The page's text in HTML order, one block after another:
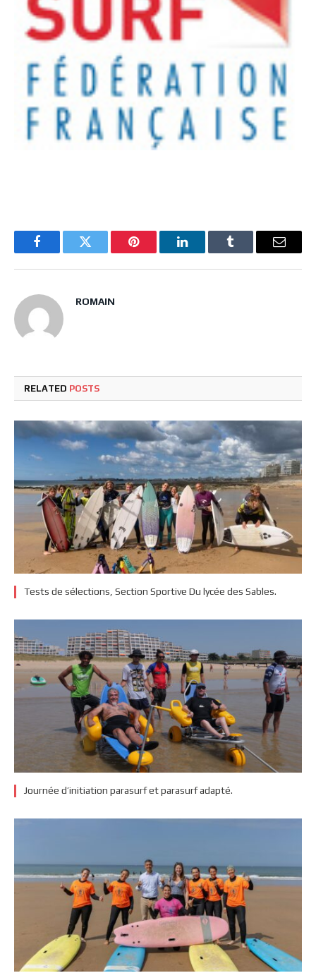
FacebookTwitter Pinterest LinkedInTumblr Email
ROMAIN
RELATED POSTS
Tests de sélections, Section Sportive Du lycée des Sables.
Journée d’initiation parasurf et parasurf adapté.